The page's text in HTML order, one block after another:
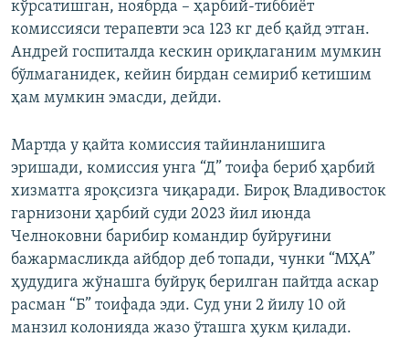
кўрсатишган, ноябрда – ҳарбий-тиббиёт
комиссияси терапевти эса 123 кг деб қайд этган.
Андрей госпиталда кескин ориқлаганим мумкин
бўлмаганидек, кейин бирдан семириб кетишим
ҳам мумкин эмасди, дейди.
Мартда у қайта комиссия тайинланишига
эришади, комиссия унга “Д” тоифа бериб ҳарбий
хизматга яроқсизга чиқаради. Бироқ Владивосток
гарнизони ҳарбий суди 2023 йил июнда
Челноковни барибир командир буйруғини
бажармасликда айбдор деб топади, чунки “МҲА”
ҳудудига жўнашга буйруқ берилган пайтда аскар
расман “Б” тоифада эди. Суд уни 2 йилу 10 ой
манзил колонияда жазо ўташга ҳукм қилади.